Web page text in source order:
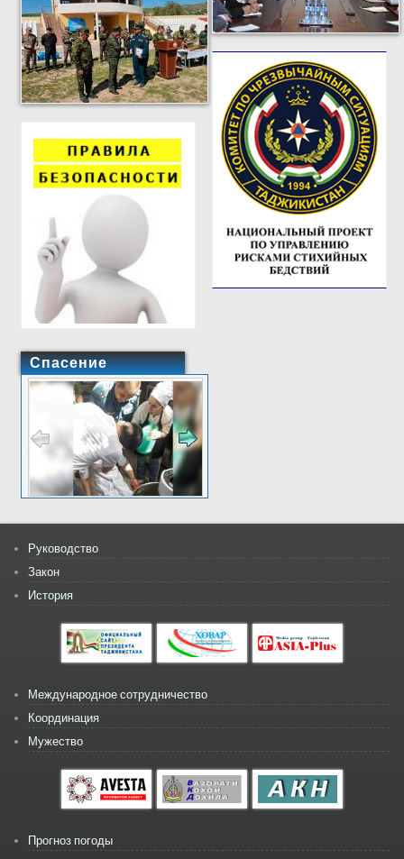
Спасение
Руководство
Закон
История
Международное сотрудничество
Координация
Мужество
Прогноз погоды